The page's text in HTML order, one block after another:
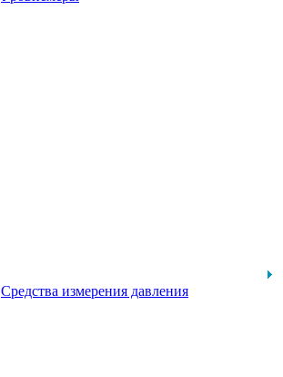
Средства измерения давления